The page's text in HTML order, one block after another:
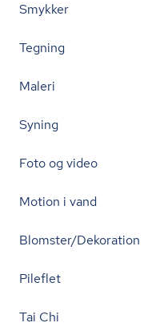
Smykker
Tegning
Maleri
Syning
Foto og video
Motion i vand
Blomster/Dekoration
Pileflet
Tai Chi